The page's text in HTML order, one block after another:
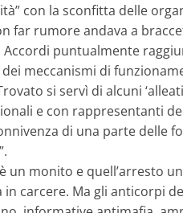
con la sconfitta delle
far rumore andava a
Accordi puntualmente
meccanismi di
si servì di alcuni
e con rappresentanti
di una parte delle
un monito e quell’arresto
in carcere. Ma gli anticorpi